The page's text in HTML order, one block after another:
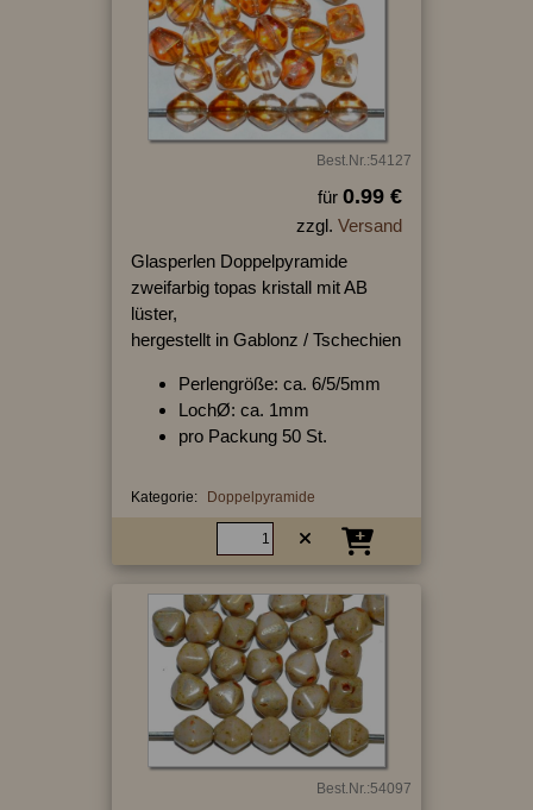
Best.Nr.:54127
für 0.99 €
zzgl. Versand
Glasperlen Doppelpyramide
zweifarbig topas kristall mit AB
lüster,
hergestellt in Gablonz / Tschechien
Perlengröße: ca. 6/5/5mm
LochØ: ca. 1mm
pro Packung 50 St.
Kategorie: Doppelpyramide
Best.Nr.:54097